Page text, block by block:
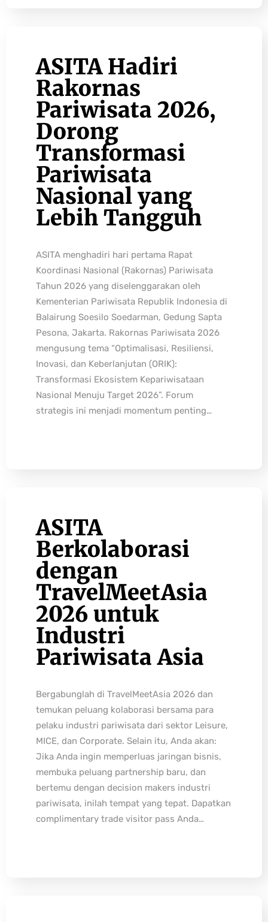
ASITA Hadiri
Rakornas
Pariwisata 2026,
Dorong
Transformasi
Pariwisata
Nasional yang
Lebih Tangguh
ASITA menghadiri hari pertama Rapat
Koordinasi Nasional (Rakornas) Pariwisata
Tahun 2026 yang diselenggarakan oleh
Kementerian Pariwisata Republik Indonesia di
Balairung Soesilo Soedarman, Gedung Sapta
Pesona, Jakarta. Rakornas Pariwisata 2026
mengusung tema “Optimalisasi, Resiliensi,
Inovasi, dan Keberlanjutan (ORIK):
Transformasi Ekosistem Kepariwisataan
Nasional Menuju Target 2026”. Forum
strategis ini menjadi momentum penting…
ASITA
Berkolaborasi
dengan
TravelMeetAsia
2026 untuk
Industri
Pariwisata Asia
Bergabunglah di TravelMeetAsia 2026 dan
temukan peluang kolaborasi bersama para
pelaku industri pariwisata dari sektor Leisure,
MICE, dan Corporate. Selain itu, Anda akan:
Jika Anda ingin memperluas jaringan bisnis,
membuka peluang partnership baru, dan
bertemu dengan decision makers industri
pariwisata, inilah tempat yang tepat. Dapatkan
complimentary trade visitor pass Anda…